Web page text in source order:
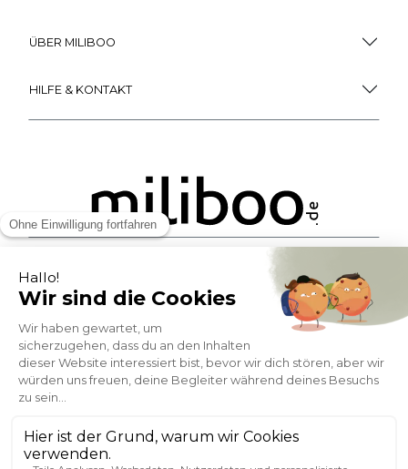
ÜBER MILIBOO
HILFE & KONTAKT
ZAHLUNGSMÖGLICHKEITEN